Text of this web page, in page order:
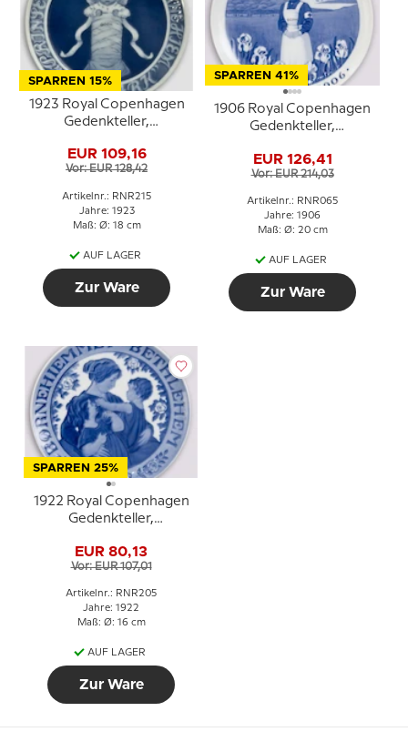
SPARREN 15%
1923 Royal Copenhagen
Gedenkteller,
BØRNEHJEM
DANMARK (Waisenhaus
der Prinzessin Helena in
Dänemark)
EUR 109,16
Vor: EUR 128,42
Artikelnr.: RNR215
Jahre: 1923
Maß: Ø: 18 cm
AUF LAGER
Zur Ware
SPARREN 41%
1906 Royal Copenhagen
Gedenkteller,
EUR 126,41
Vor: EUR 214,03
Artikelnr.: RNR065
Jahre: 1906
Maß: Ø: 20 cm
AUF LAGER
Zur Ware
SPARREN 25%
1922 Royal Copenhagen
Gedenkteller,
BETHLEHEM 1922
(Waisenhaus Bethlehem)
EUR 80,13
Vor: EUR 107,01
Artikelnr.: RNR205
Jahre: 1922
Maß: Ø: 16 cm
AUF LAGER
Zur Ware